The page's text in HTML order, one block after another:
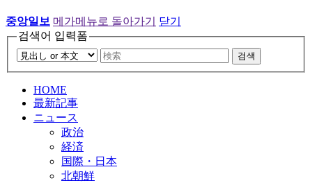
중앙일보 메가메뉴로 돌아가기
닫기
검색어 입력폼
검색
HOME
最新記事
ニュース
政治
経済
国際・日本
北朝鮮